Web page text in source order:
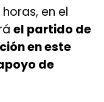
en el
el partido de
en este
de